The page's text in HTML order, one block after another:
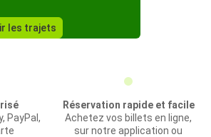
les trajets
PayPal,
Réservation rapide et facile
Achetez vos billets en ligne,
sur notre application ou